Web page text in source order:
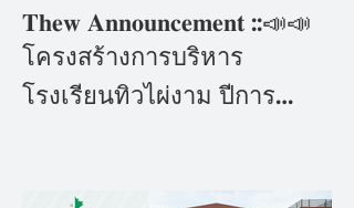
𝐓𝐡𝐞𝐰 𝐀𝐧𝐧𝐨𝐮𝐧𝐜𝐞𝐦𝐞𝐧𝐭 ::📣📣
โครงสร้างการบริหาร
โรงเรียนทิวไผ่งาม ปีการ